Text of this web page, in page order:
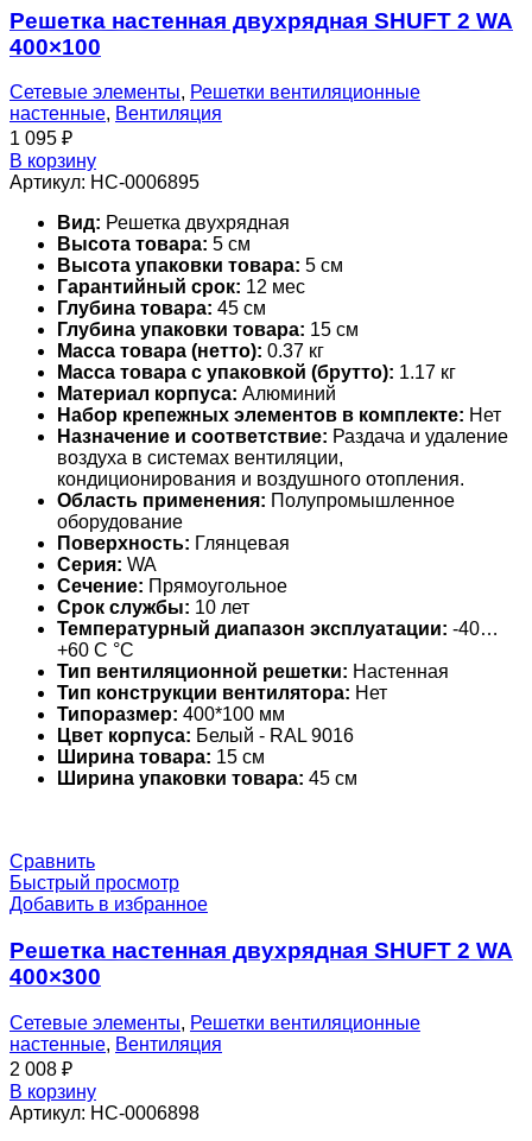
Решетка настенная двухрядная SHUFT 2 WA
400×100
Сетевые элементы, Решетки вентиляционные
настенные, Вентиляция
1 095 ₽
В корзину
Артикул: НС-0006895
Вид: Решетка двухрядная
Высота товара: 5 см
Высота упаковки товара: 5 см
Гарантийный срок: 12 мес
Глубина товара: 45 см
Глубина упаковки товара: 15 см
Масса товара (нетто): 0.37 кг
Масса товара с упаковкой (брутто): 1.17 кг
Материал корпуса: Алюминий
Набор крепежных элементов в комплекте: Нет
Назначение и соответствие: Раздача и удаление
воздуха в системах вентиляции,
кондиционирования и воздушного отопления.
Область применения: Полупромышленное
оборудование
Поверхность: Глянцевая
Серия: WA
Сечение: Прямоугольное
Срок службы: 10 лет
Температурный диапазон эксплуатации: -40…
+60 С °С
Тип вентиляционной решетки: Настенная
Тип конструкции вентилятора: Нет
Типоразмер: 400*100 мм
Цвет корпуса: Белый - RAL 9016
Ширина товара: 15 см
Ширина упаковки товара: 45 см
Сравнить
Быстрый просмотр
Добавить в избранное
Решетка настенная двухрядная SHUFT 2 WA
400×300
Сетевые элементы, Решетки вентиляционные
настенные, Вентиляция
2 008 ₽
В корзину
Артикул: НС-0006898